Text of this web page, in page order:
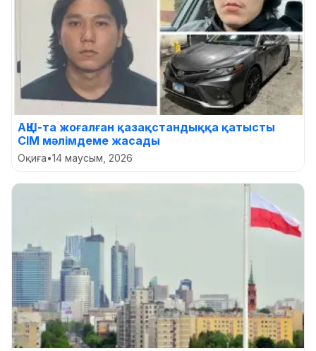
АҚШ-та жоғалған қазақстандыққа қатысты
СІМ мәлімдеме жасады
Оқиға•14 маусым, 2026